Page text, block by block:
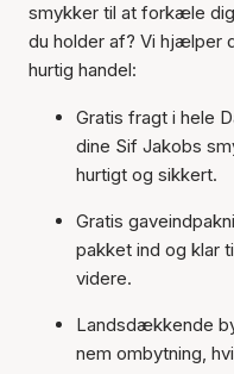
smykker til at forkæle
du holder af? Vi hjælper
hurtig handel:
Gratis fragt i hele
dine Sif Jakobs
hurtigt og sikkert.
Gratis
pakket ind og klar
videre.
Landsdækkende
nem ombytning,